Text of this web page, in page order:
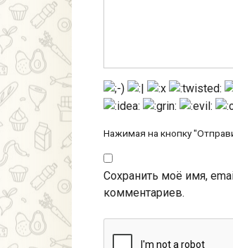
Нажимая на кнопку
Сохранить моё имя,
комментариев.